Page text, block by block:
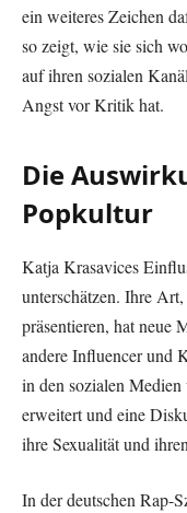
ein weiteres Zeichen
so zeigt, wie sie sich
auf ihren sozialen
Angst vor Kritik hat.
Die
Popkultur
Katja Krasavices
unterschätzen. Ihre
präsentieren, hat neue
andere Influencer und
in den sozialen
erweitert und eine
ihre Sexualität und
In der deutschen Rap-